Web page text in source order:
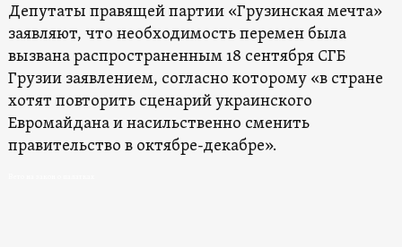
Депутаты правящей партии «Грузинская мечта»
заявляют, что необходимость перемен была
вызвана распространенным 18 сентября СГБ
Грузии заявлением, согласно которому «в стране
хотят повторить сценарий украинского
Евромайдана и насильственно сменить
правительство в октябре-декабре».